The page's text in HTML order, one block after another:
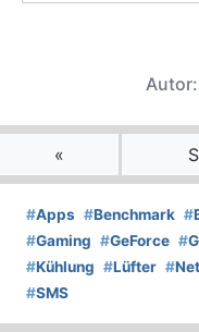
«
#Apps #Benchmark #
#Gaming #GeForce #
#Kühlung #Lüfter #
#SMS